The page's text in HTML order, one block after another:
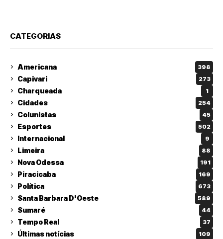
CATEGORIAS
Americana 398
Capivari 273
Charqueada 1
Cidades 254
Colunistas 45
Esportes 502
Internacional 9
Limeira 88
Nova Odessa 191
Piracicaba 169
Política 673
Santa Barbara D'Oeste 589
Sumaré 44
Tempo Real 37
Últimas notícias 109